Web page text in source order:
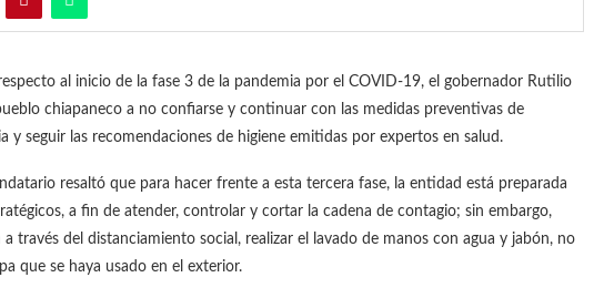
al inicio de la fase 3 de la pandemia por el COVID-19, el gobernador Rutilio
chiapaneco a no confiarse y continuar con las medidas preventivas de
y seguir las recomendaciones de higiene emitidas por expertos en salud.
resaltó que para hacer frente a esta tercera fase, la entidad está preparada
a fin de atender, controlar y cortar la cadena de contagio; sin embargo,
través del distanciamiento social, realizar el lavado de manos con agua y jabón, no
que se haya usado en el exterior.